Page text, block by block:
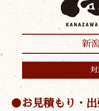
新
お見積もり・出